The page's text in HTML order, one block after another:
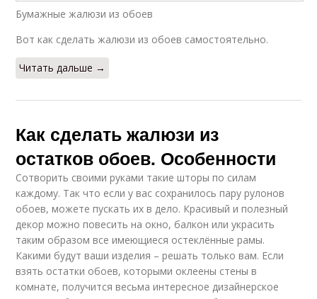
Бумажные жалюзи из обоев
Вот как сделать жалюзи из обоев самостоятельно.
Читать дальше →
Как сделать жалюзи из
остатков обоев. Особенности
Сотворить своими руками такие шторы по силам
каждому. Так что если у вас сохранилось пару рулонов
обоев, можете пускать их в дело. Красивый и полезный
декор можно повесить на окно, балкон или украсить
таким образом все имеющиеся остеклённые рамы.
Какими будут ваши изделия – решать только вам. Если
взять остатки обоев, которыми оклеены стены в
комнате, получится весьма интересное дизайнерское